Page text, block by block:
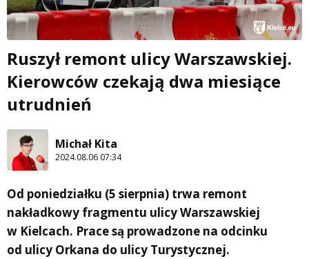
Ruszył remont ulicy Warszawskiej.
Kierowców czekają dwa miesiące
utrudnień
Michał Kita
2024.08.06 07:34
Od poniedziałku (5 sierpnia) trwa remont
nakładkowy fragmentu ulicy Warszawskiej
w Kielcach. Prace są prowadzone na odcinku
od ulicy Orkana do ulicy Turystycznej.